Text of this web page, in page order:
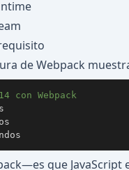
de Webpack
Webpack
que